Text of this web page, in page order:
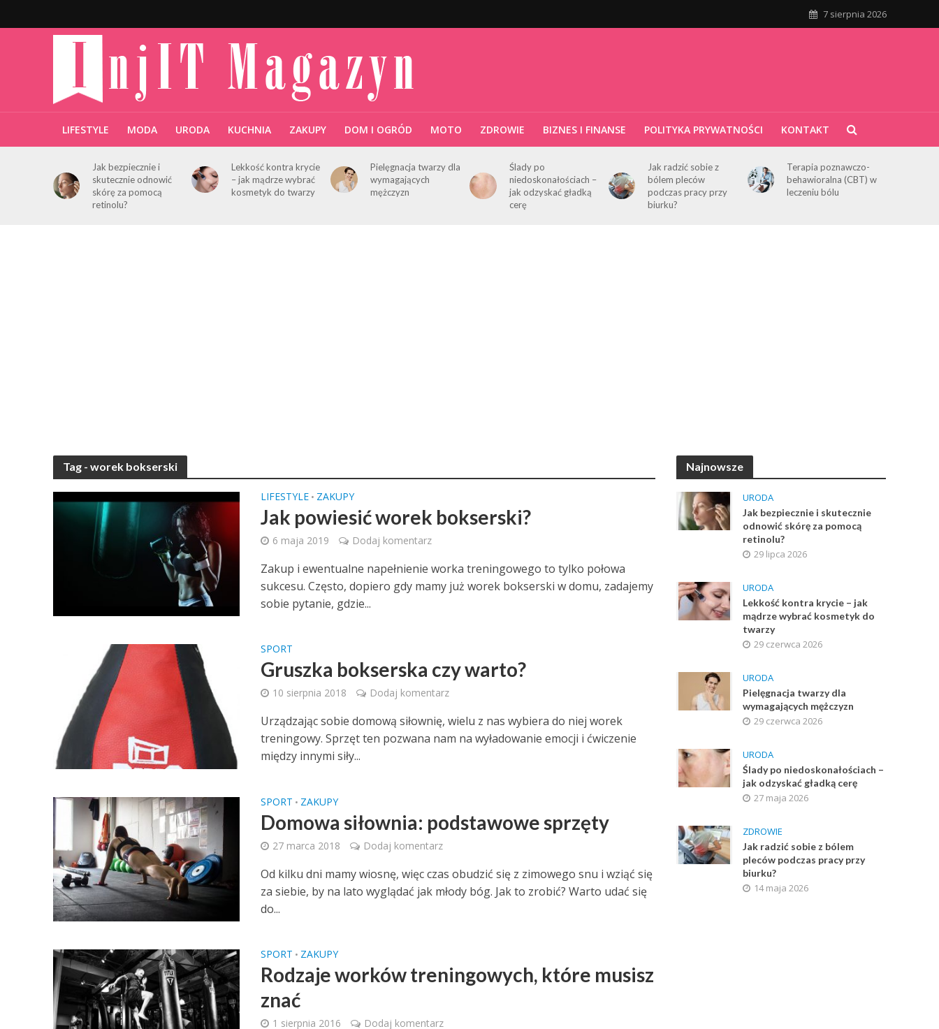
7 sierpnia 2026
LIFESTYLE MODA URODA KUCHNIA ZAKUPY DOM I OGRÓD MOTO ZDROWIE BIZNES I FINANSE POLITYKA PRYWATNOŚCI KONTAKT
Jak bezpiecznie i
skutecznie odnowić
skórę za pomocą
retinolu?
Lekkość kontra krycie
– jak mądrze wybrać
kosmetyk do twarzy
Pielęgnacja twarzy dla
wymagających
mężczyzn
Ślady po
niedoskonałościach –
jak odzyskać gładką
cerę
Jak radzić sobie z
bólem pleców
podczas pracy przy
biurku?
Terapia poznawczo-
behawioralna (CBT) w
leczeniu bólu
Tag - worek bokserski
LIFESTYLE • ZAKUPY
Jak powiesić worek bokserski?
6 maja 2019 Dodaj komentarz
Zakup i ewentualne napełnienie worka treningowego to tylko połowa
sukcesu. Często, dopiero gdy mamy już worek bokserski w domu, zadajemy
sobie pytanie, gdzie...
SPORT
Gruszka bokserska czy warto?
10 sierpnia 2018 Dodaj komentarz
Urządzając sobie domową siłownię, wielu z nas wybiera do niej worek
treningowy. Sprzęt ten pozwana nam na wyładowanie emocji i ćwiczenie
między innymi siły...
SPORT • ZAKUPY
Domowa siłownia: podstawowe sprzęty
27 marca 2018 Dodaj komentarz
Od kilku dni mamy wiosnę, więc czas obudzić się z zimowego snu i wziąć się
za siebie, by na lato wyglądać jak młody bóg. Jak to zrobić? Warto udać się
do...
SPORT • ZAKUPY
Rodzaje worków treningowych, które musisz
znać
1 sierpnia 2016 Dodaj komentarz
Najnowsze
URODA
Jak bezpiecznie i skutecznie
odnowić skórę za pomocą
retinolu?
29 lipca 2026
URODA
Lekkość kontra krycie – jak
mądrze wybrać kosmetyk do
twarzy
29 czerwca 2026
URODA
Pielęgnacja twarzy dla
wymagających mężczyzn
29 czerwca 2026
URODA
Ślady po niedoskonałościach –
jak odzyskać gładką cerę
27 maja 2026
ZDROWIE
Jak radzić sobie z bólem
pleców podczas pracy przy
biurku?
14 maja 2026